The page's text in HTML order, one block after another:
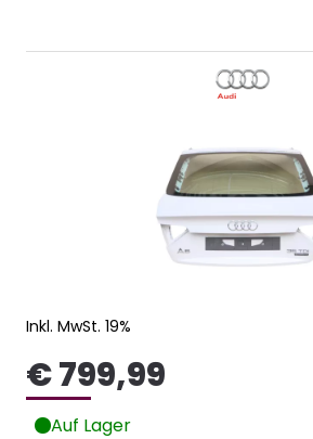
Inkl. MwSt. 19%
€ 799,99
Auf Lager